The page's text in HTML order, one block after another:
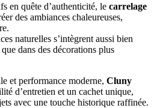
en quête d’authenticité, le carrelage
des ambiances chaleureuses,
naturelles s’intègrent aussi bien
dans des décorations plus
et performance moderne, Cluny
d’entretien et un cachet unique,
avec une touche historique raffinée.